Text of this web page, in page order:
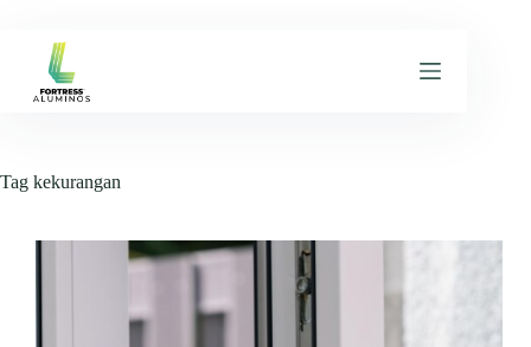
content
Tag kekurangan